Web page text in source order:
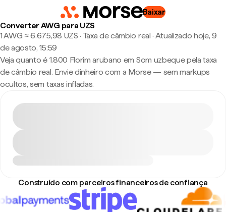
Baixar
Converter AWG para UZS
1 AWG ≈ 6.675,98 UZS · Taxa de câmbio real · Atualizado hoje, 9
de agosto, 15:59
Veja quanto é 1.800 Florim arubano em Som uzbeque pela taxa
de câmbio real. Envie dinheiro com a Morse — sem markups
ocultos, sem taxas infladas.
Construído com parceiros financeiros de confiança